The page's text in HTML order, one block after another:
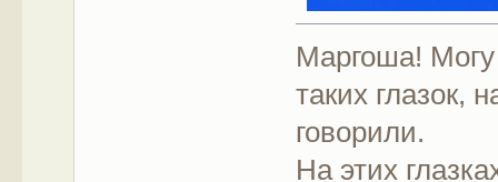
Маргоша! Могу
таких глазок,
говорили.
На этих